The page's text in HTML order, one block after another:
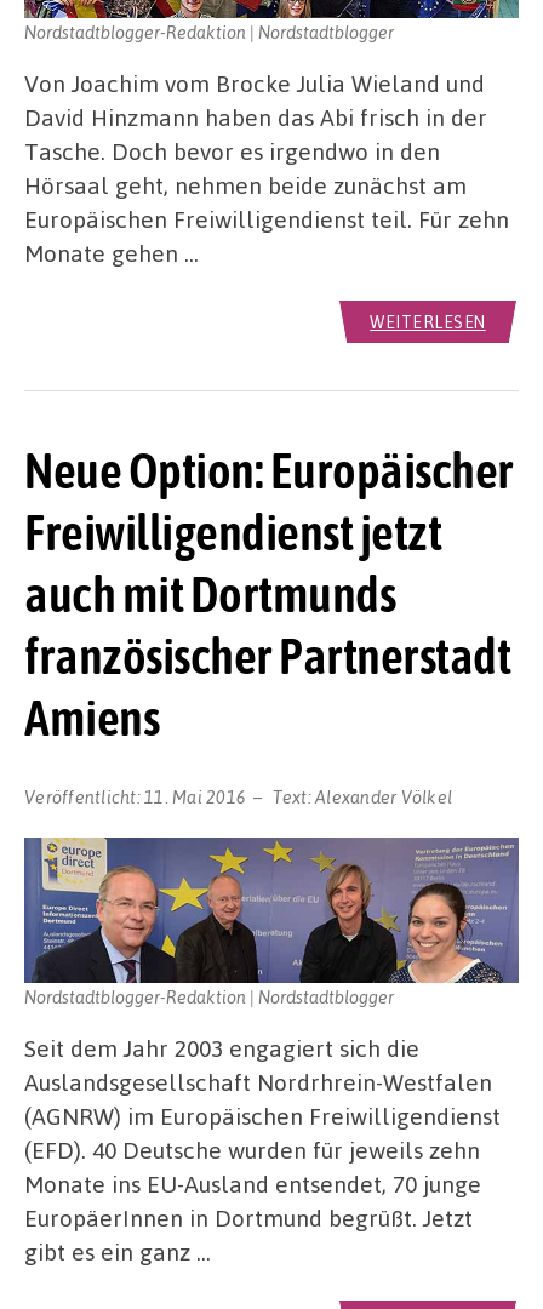
Nordstadtblogger-Redaktion | Nordstadtblogger
Von Joachim vom Brocke Julia Wieland und
David Hinzmann haben das Abi frisch in der
Tasche. Doch bevor es irgendwo in den
Hörsaal geht, nehmen beide zunächst am
Europäischen Freiwilligendienst teil. Für zehn
Monate gehen …
WEITERLESEN
Neue Option: Europäischer
Freiwilligendienst jetzt
auch mit Dortmunds
französischer Partnerstadt
Amiens
Veröffentlicht: 11. Mai 2016 Text:Alexander Völkel
Nordstadtblogger-Redaktion | Nordstadtblogger
Seit dem Jahr 2003 engagiert sich die
Auslandsgesellschaft Nordrhrein-Westfalen
(AGNRW) im Europäischen Freiwilligendienst
(EFD). 40 Deutsche wurden für jeweils zehn
Monate ins EU-Ausland entsendet, 70 junge
EuropäerInnen in Dortmund begrüßt. Jetzt
gibt es ein ganz …